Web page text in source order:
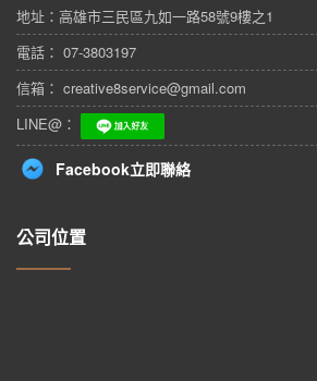
地址： 高雄市三民區九如一路58號9樓之1
電話： 07-3803197
信箱： creative8service@gmail.com
LINE@：
Facebook立即聯絡
公司位置